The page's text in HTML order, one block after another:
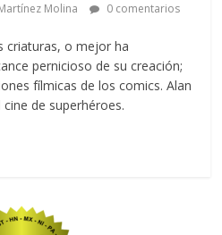
Molina 0 comentarios
criaturas, o mejor ha
pernicioso de su creación;
fílmicas de los comics. Alan
de superhéroes.